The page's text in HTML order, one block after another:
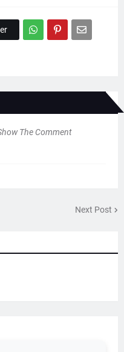
The Comment
Next Post